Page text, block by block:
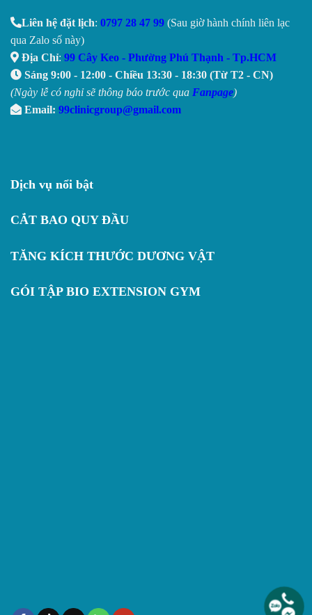
Liên hệ đặt lịch: 0797 28 47 99 (Sau giờ hành chính liên lạc
qua Zalo số này)
Địa Chỉ: 99 Cây Keo - Phường Phú Thạnh - Tp.HCM
Sáng 9:00 - 12:00 - Chiều 13:30 - 18:30 (Từ T2 - CN)
(Ngày lễ có nghỉ sẽ thông báo trước qua Fanpage)
Email: 99clinicgroup@gmail.com
Dịch vụ nổi bật
CẮT BAO QUY ĐẦU
TĂNG KÍCH THƯỚC DƯƠNG VẬT
GÓI TẬP BIO EXTENSION GYM